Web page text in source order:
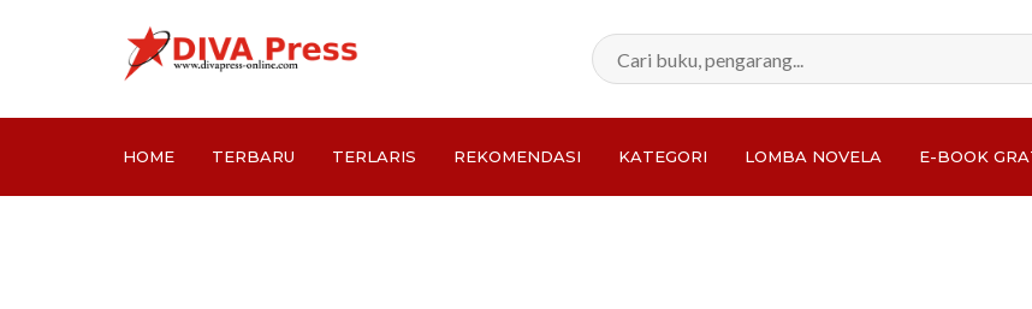
HOME TERBARU TERLARIS REKOMENDASI KATEGORI LOMBA NOVELA E-BOOK